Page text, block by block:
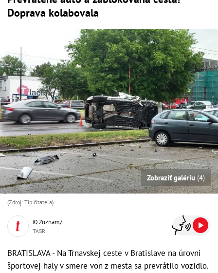
Doprava kolabovala
Zobraziť galériu (4)
(Zdroj: Tip čitateľa)
© Zoznam/
TASR
BRATISLAVA - Na Trnavskej ceste v Bratislave na úrovni
športovej haly v smere von z mesta sa prevrátilo vozidlo.